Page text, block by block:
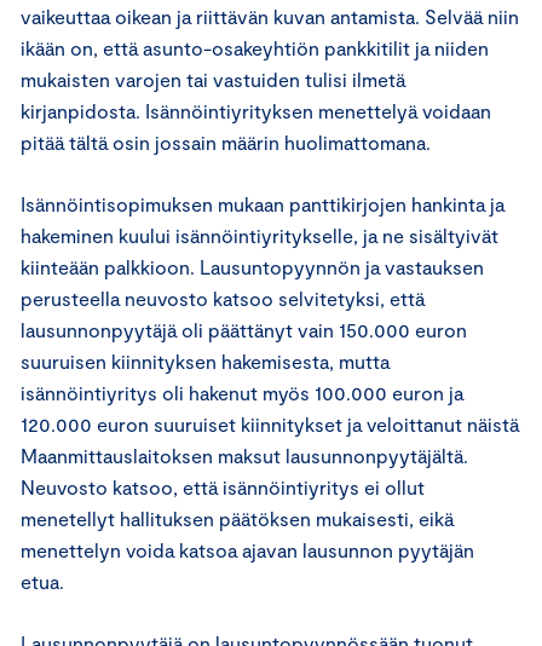
vaikeuttaa oikean ja riittävän kuvan antamista. Selvää niin
ikään on, että asunto-osakeyhtiön pankkitilit ja niiden
mukaisten varojen tai vastuiden tulisi ilmetä
kirjanpidosta. Isännöintiyrityksen menettelyä voidaan
pitää tältä osin jossain määrin huolimattomana.
Isännöintisopimuksen mukaan panttikirjojen hankinta ja
hakeminen kuului isännöintiyritykselle, ja ne sisältyivät
kiinteään palkkioon. Lausuntopyynnön ja vastauksen
perusteella neuvosto katsoo selvitetyksi, että
lausunnonpyytäjä oli päättänyt vain 150.000 euron
suuruisen kiinnityksen hakemisesta, mutta
isännöintiyritys oli hakenut myös 100.000 euron ja
120.000 euron suuruiset kiinnitykset ja veloittanut näistä
Maanmittauslaitoksen maksut lausunnonpyytäjältä.
Neuvosto katsoo, että isännöintiyritys ei ollut
menetellyt hallituksen päätöksen mukaisesti, eikä
menettelyn voida katsoa ajavan lausunnon pyytäjän
etua.